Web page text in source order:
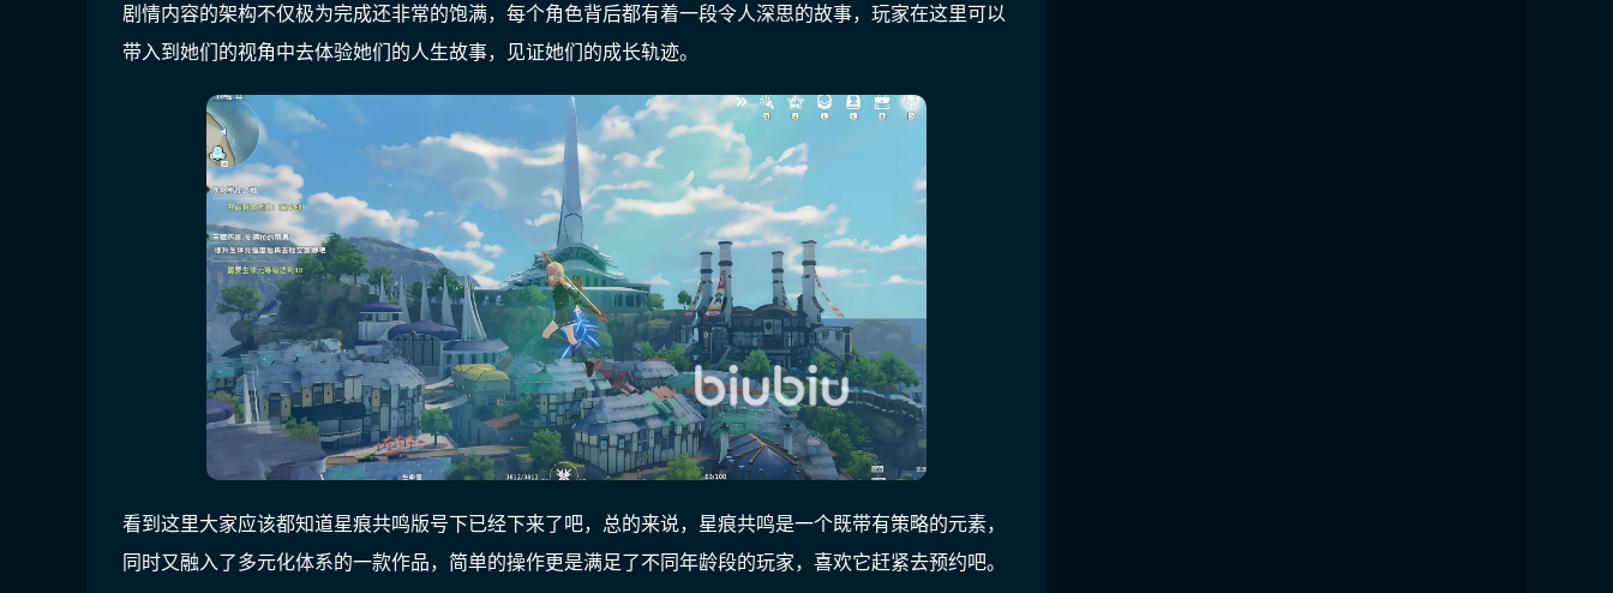
剧情内容的架构不仅极为完成还非常的饱满，每个角色背后都有着一段令人深思的故事，玩家在这里可以
带入到她们的视角中去体验她们的人生故事，见证她们的成长轨迹。
看到这里大家应该都知道星痕共鸣版号下已经下来了吧，总的来说，星痕共鸣是一个既带有策略的元素，
同时又融入了多元化体系的一款作品，简单的操作更是满足了不同年龄段的玩家，喜欢它赶紧去预约吧。